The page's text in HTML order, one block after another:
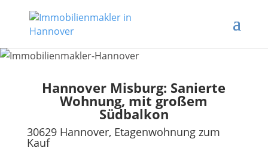
Hannover Misburg: Sanierte
Wohnung, mit großem
Südbalkon
30629 Hannover, Etagenwohnung zum
Kauf